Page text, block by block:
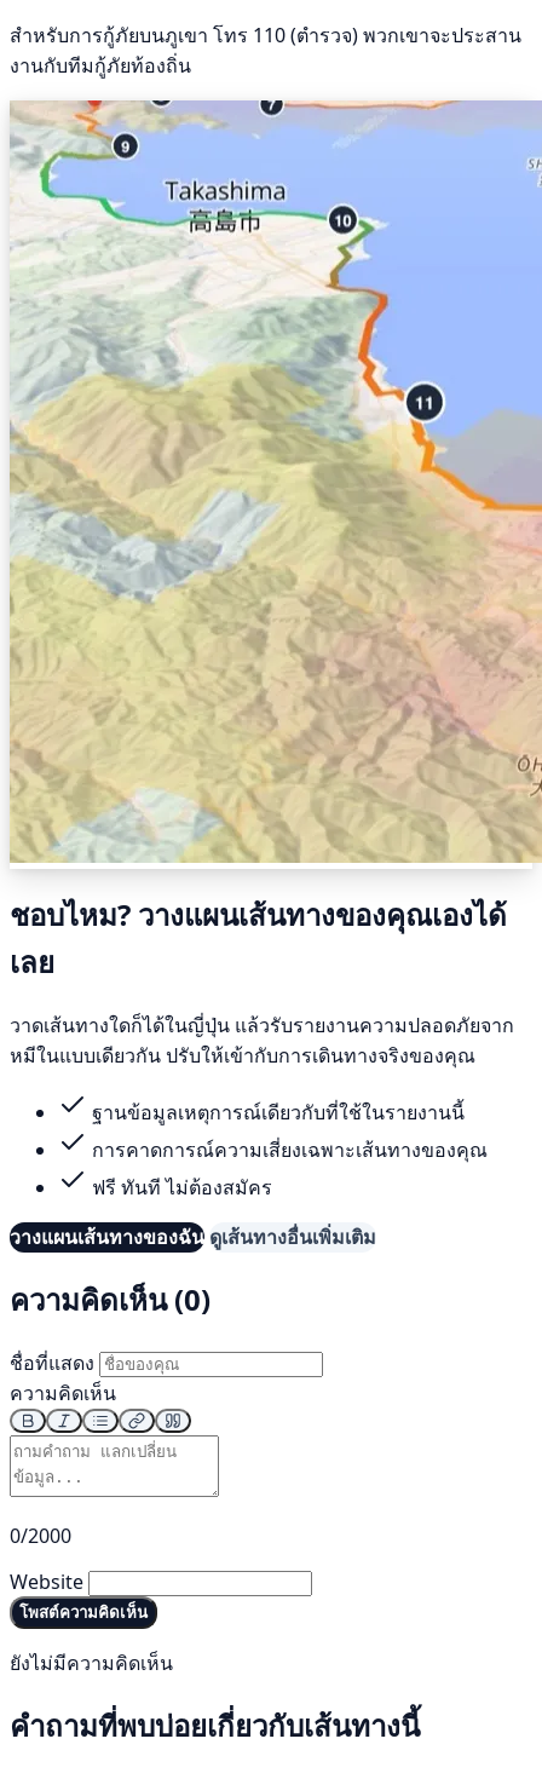
สำหรับการกู้ภัยบนภูเขา โทร 110 (ตำรวจ) พวกเขาจะประสาน
งานกับทีมกู้ภัยท้องถิ่น
ชอบไหม? วางแผนเส้นทางของคุณเองได้
เลย
วาดเส้นทางใดก็ได้ในญี่ปุ่น แล้วรับรายงานความปลอดภัยจาก
หมีในแบบเดียวกัน ปรับให้เข้ากับการเดินทางจริงของคุณ
ฐานข้อมูลเหตุการณ์เดียวกับที่ใช้ในรายงานนี้
การคาดการณ์ความเสี่ยงเฉพาะเส้นทางของคุณ
ฟรี ทันที ไม่ต้องสมัคร
วางแผนเส้นทางของฉัน ดูเส้นทางอื่นเพิ่มเติม
ความคิดเห็น (0)
ชื่อที่แสดง
ความคิดเห็น
0/2000
Website
โพสต์ความคิดเห็น
ยังไม่มีความคิดเห็น
คำถามที่พบบ่อยเกี่ยวกับเส้นทางนี้